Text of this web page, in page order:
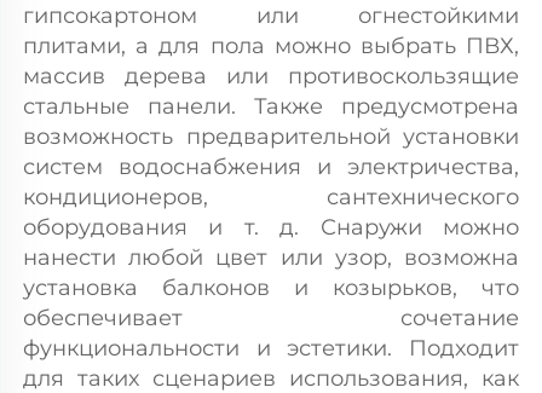
гипсокартоном или огнестойкими
плитами, а для пола можно выбрать ПВХ,
массив дерева или противоскользящие
стальные панели. Также предусмотрена
возможность предварительной установки
систем водоснабжения и электричества,
кондиционеров, сантехнического
оборудования и т. д. Снаружи можно
нанести любой цвет или узор, возможна
установка балконов и козырьков, что
обеспечивает сочетание
функциональности и эстетики. Подходит
для таких сценариев использования, как